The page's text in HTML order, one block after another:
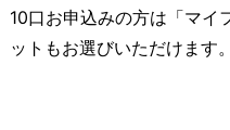
10口お申込みの方は「マイ
ットもお選びいただけます。